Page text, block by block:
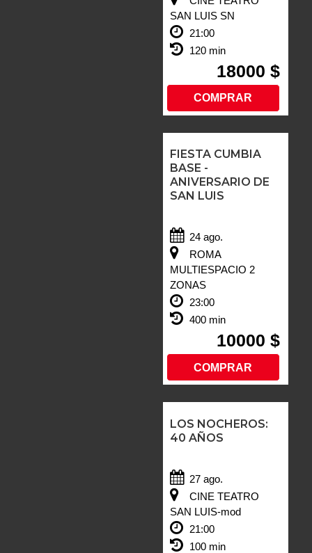
SAN LUIS SN
21:00
120 min
18000 $
COMPRAR
FIESTA CUMBIA
BASE -
ANIVERSARIO DE
SAN LUIS
24 ago.
ROMA
MULTIESPACIO 2
ZONAS
23:00
400 min
10000 $
COMPRAR
LOS NOCHEROS:
40 AÑOS
27 ago.
CINE TEATRO
SAN LUIS-mod
21:00
100 min